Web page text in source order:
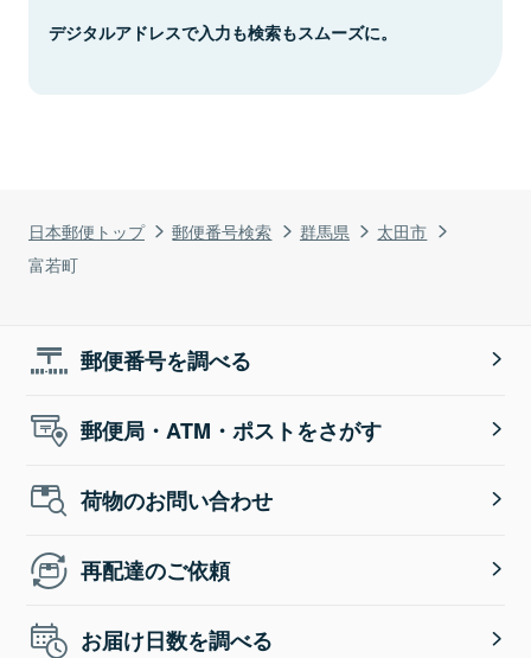
日本郵便トップ 郵便番号検索 群馬県
太田市
富若町
デジタルアドレスで入力も検索もスムーズに。
郵便番号を調べる
郵便局・ATM・ポストをさがす
荷物のお問い合わせ
再配達のご依頼
お届け日数を調べる